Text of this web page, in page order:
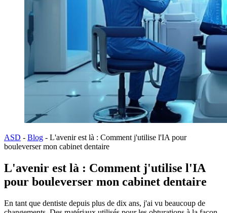
ASD - Blog - L'avenir est là : Comment j'utilise l'IA pour
bouleverser mon cabinet dentaire
L'avenir est là : Comment j'utilise l'IA
pour bouleverser mon cabinet dentaire
En tant que dentiste depuis plus de dix ans, j'ai vu beaucoup de